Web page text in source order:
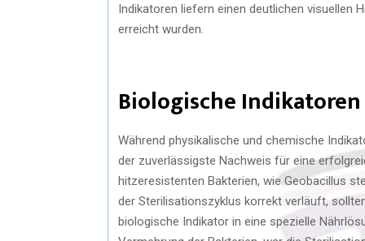
Indikatoren liefern einen deutlichen visuellen
erreicht wurden.
Biologische Indikatoren
Während physikalische und chemische
der zuverlässigste Nachweis für eine
hitzeresistenten Bakterien, wie Geobacillus
der Sterilisationszyklus korrekt verläuft,
biologische Indikator in eine spezielle